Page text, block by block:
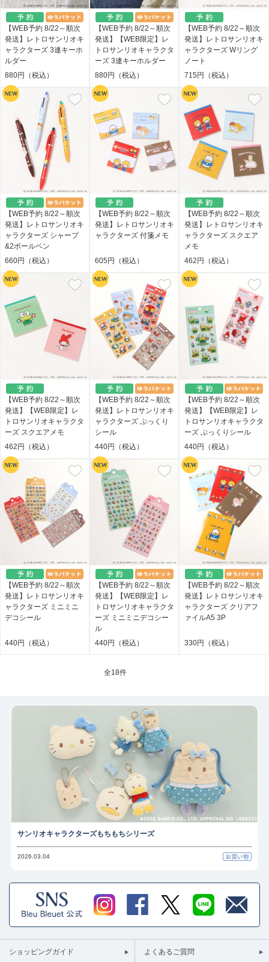
【WEB予約 8/22～順次
発送】レトロサンリオキ
ャラクターズ 3連キーホ
ルダー
880円（税込）
【WEB予約 8/22～順次
発送】【WEB限定】レ
トロサンリオキャラクタ
ーズ 3連キーホルダー
880円（税込）
【WEB予約 8/22～順次
発送】レトロサンリオキ
ャラクターズ Wリング
ノート
715円（税込）
【WEB予約 8/22～順次
発送】レトロサンリオキ
ャラクターズ シャープ
&2ボールペン
660円（税込）
【WEB予約 8/22～順次
発送】レトロサンリオキ
ャラクターズ 付箋メモ
605円（税込）
【WEB予約 8/22～順次
発送】レトロサンリオキ
ャラクターズ スクエア
メモ
462円（税込）
【WEB予約 8/22～順次
発送】【WEB限定】レ
トロサンリオキャラクタ
ーズ スクエアメモ
462円（税込）
【WEB予約 8/22～順次
発送】レトロサンリオキ
ャラクターズ ぷっくり
シール
440円（税込）
【WEB予約 8/22～順次
発送】【WEB限定】レ
トロサンリオキャラクタ
ーズ ぷっくりシール
440円（税込）
【WEB予約 8/22～順次
発送】レトロサンリオキ
ャラクターズ ミニミニ
デコシール
440円（税込）
【WEB予約 8/22～順次
発送】【WEB限定】レ
トロサンリオキャラクタ
ーズ ミニミニデコシー
ル
440円（税込）
【WEB予約 8/22～順次
発送】レトロサンリオキ
ャラクターズ クリアフ
ァイルA5 3P
330円（税込）
全18件
サンリオキャラクターズもちもちシリーズ
2026.03.04
ショッピングガイド よくあるご質問